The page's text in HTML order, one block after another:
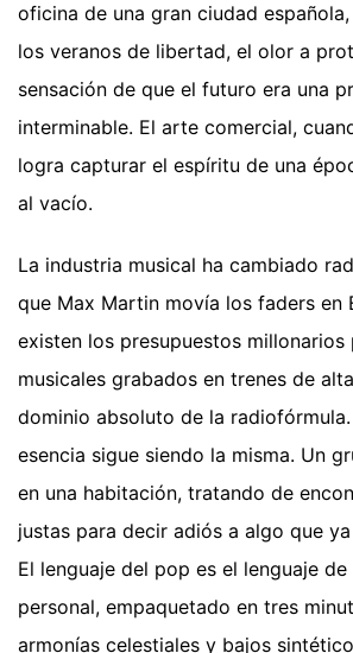
oficina de una gran ciudad
los veranos de libertad, el olor a
sensación de que el futuro era una
interminable. El arte comercial,
logra capturar el espíritu de una
al vacío.
La industria musical ha cambiado
que Max Martin movía los faders en
existen los presupuestos millonarios
musicales grabados en trenes de
dominio absoluto de la
esencia sigue siendo la misma. Un
en una habitación, tratando de
justas para decir adiós a algo que
El lenguaje del pop es el lenguaje
personal, empaquetado en tres
armonías celestiales y bajos